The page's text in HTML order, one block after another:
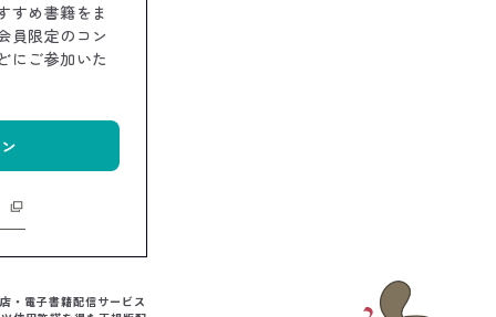
すめ書籍をま
員限定のコン
にご参加いた
・電子書籍配信サービス